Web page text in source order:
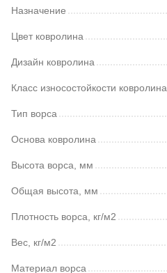
Назначение
Цвет ковролина
Дизайн ковролина
Класс износостойкости ковролина
Тип ворса
Основа ковролина
Высота ворса, мм
Общая высота, мм
Плотность ворса, кг/м2
Вес, кг/м2
Материал ворса